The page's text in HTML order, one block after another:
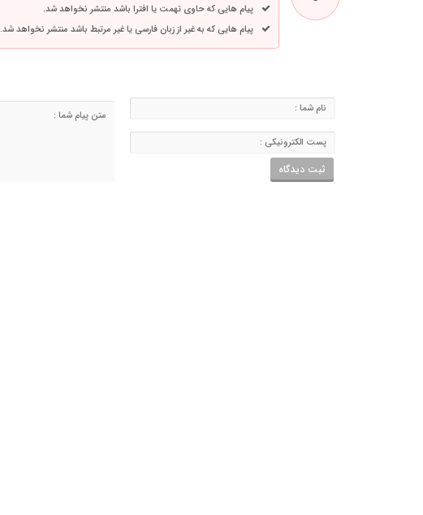
پیام هایی که حاوی تهمت یا افترا باشد منتشر نخواهد شد.
پیام هایی که به غیر از زبان فارسی یا غیر مرتبط باشد منتشر نخواهد شد.